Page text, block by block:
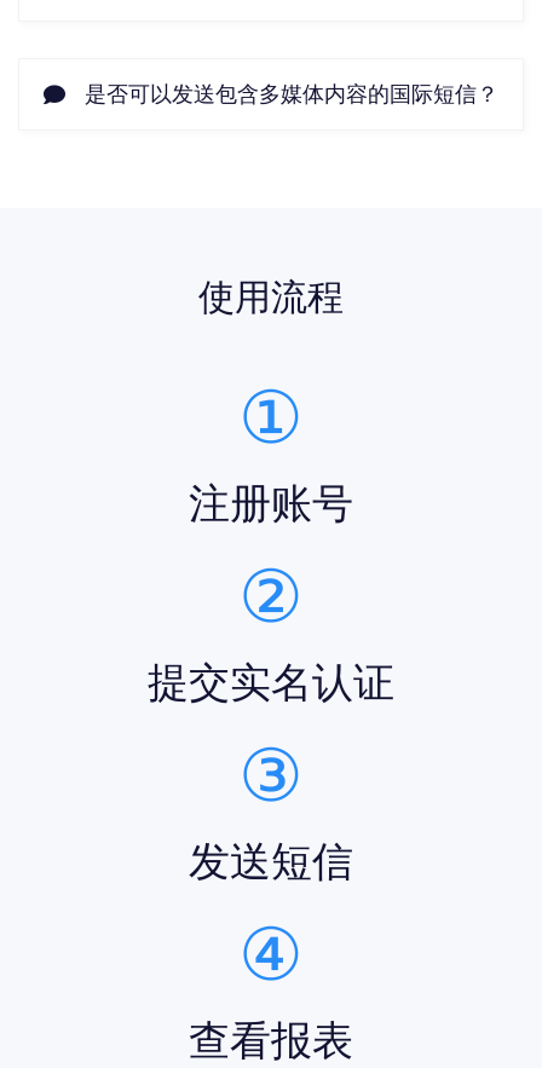
是否可以发送包含多媒体内容的国际短信？
使用流程
①
注册账号
②
提交实名认证
③
发送短信
④
查看报表